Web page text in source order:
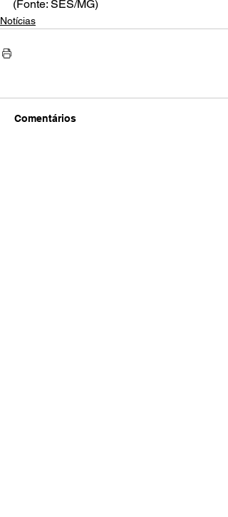
(Fonte: SES/MG)
Notícias
Comentários